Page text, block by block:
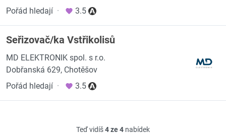
Pořád hledají · 3.5
Seřizovač/ka Vstřikolisů
MD ELEKTRONIK spol. s r.o.
Dobřanská 629, Chotěšov
Pořád hledají · 3.5
Teď vidíš4 ze 4 nabídek